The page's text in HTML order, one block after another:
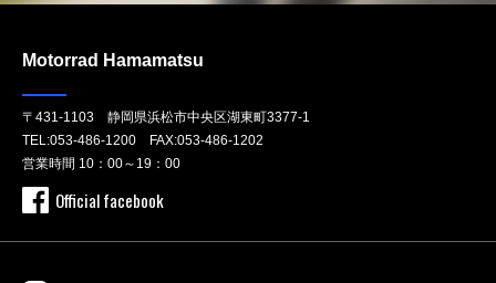
Motorrad Hamamatsu
〒431-1103 静岡県浜松市中央区湖東町3377-1
TEL:053-486-1200 FAX:053-486-1202
営業時間 10：00～19：00
Official facebook